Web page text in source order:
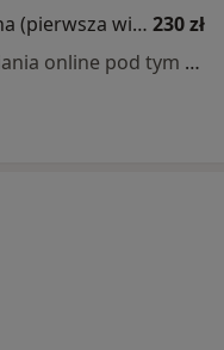
Konsultacja fizjoterapeutyczna (pierwsza wizyta) 230 zł
Specjalista nie oferuje umawiania online pod tym adresem.